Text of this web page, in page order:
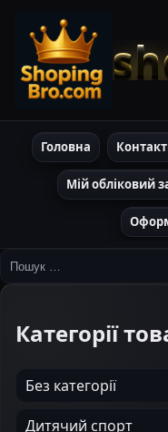
Головна
Мій обліковий
Пошук:
Категорії
Без категорії
Дитячий спорт